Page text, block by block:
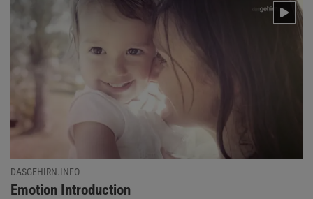
DASGEHIRN.INFO
:
Emotion Introduction